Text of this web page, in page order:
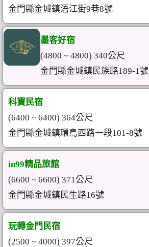
金門縣金城鎮浯江街9巷8號
墨客好宿
(4800 ~ 4800) 340公尺
金門縣金城鎮民族路189-1號
科寶民宿
(6400 ~ 6400) 364公尺
金門縣金城鎮環島西路一段101-8號
in99精品旅館
(6600 ~ 6600) 371公尺
金門縣金城鎮民生路16號
玩轉金門民宿
(2500 ~ 4000) 397公尺